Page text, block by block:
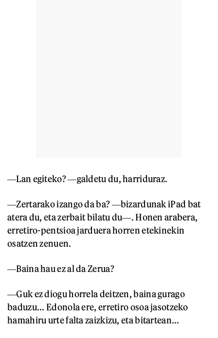
―Lan egiteko? ―galdetu du, harriduraz.
―Zertarako izango da ba? ―bizardunak iPad bat
atera du, eta zerbait bilatu du―. Honen arabera,
erretiro-pentsioa jarduera horren etekinekin
osatzen zenuen.
―Baina hau ez al da Zerua?
―Guk ez diogu horrela deitzen, baina gurago
baduzu... Edonola ere, erretiro osoa jasotzeko
hamahiru urte falta zaizkizu, eta bitartean...